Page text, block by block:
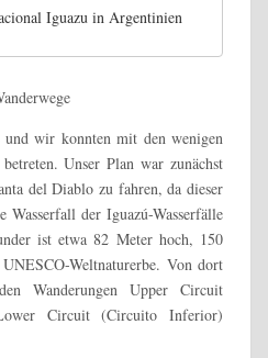
Iguazu in Argentinien
wir konnten mit den wenigen
Unser Plan war zunächst
del Diablo zu fahren, da dieser
Wasserfall der Iguazú-Wasserfälle
ist etwa 82 Meter hoch, 150
Weltnaturerbe. Von dort
Wanderungen Upper Circuit
Circuit (Circuito Inferior)